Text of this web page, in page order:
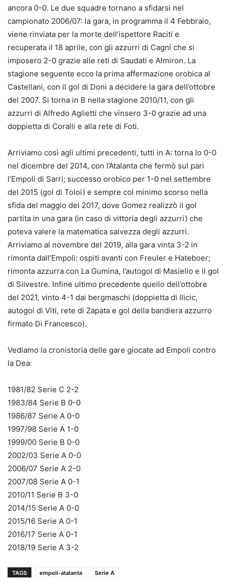
ancora 0-0. Le due squadre tornano a sfidarsi nel
campionato 2006/07: la gara, in programma il 4 Febbraio,
viene rinviata per la morte dell’ispettore Raciti e
recuperata il 18 aprile, con gli azzurri di Cagni che si
imposero 2-0 grazie alle reti di Saudati e Almiron. La
stagione seguente ecco la prima affermazione orobica al
Castellani, con il gol di Doni a decidere la gara dell’ottobre
del 2007. Si torna in B nella stagione 2010/11, con gli
azzurri di Alfredo Aglietti che vinsero 3-0 grazie ad una
doppietta di Coralli e alla rete di Foti.
Arriviamo così agli ultimi precedenti, tutti in A: torna lo 0-0
nel dicembre del 2014, con l’Atalanta che fermò sul pari
l’Empoli di Sarri; successo orobico per 1-0 nel settembre
del 2015 (gol di Toloi) e sempre col minimo scorso nella
sfida del maggio del 2017, dove Gomez realizzò il gol
partita in una gara (in caso di vittoria degli azzurri) che
poteva valere la matematica salvezza degli azzurri.
Arriviamo al novembre del 2019, alla gara vinta 3-2 in
rimonta dall’Empoli: ospiti avanti con Freuler e Hateboer;
rimonta azzurra con La Gumina, l’autogol di Masiello e il gol
di Silvestre. Infine ultimo precedente quello dell’ottobre
del 2021, vinto 4-1 dai bergmaschi (doppietta di Ilicic,
autogol di Viti, rete di Zapata e gol della bandiera azzurro
firmato Di Francesco).
Vediamo la cronistoria delle gare giocate ad Empoli contro
la Dea:
1981/82 Serie C 2-2
1983/84 Serie B 0-0
1986/87 Serie A 0-0
1997/98 Serie A 1-0
1999/00 Serie B 0-0
2002/03 Serie A 0-0
2006/07 Serie A 2-0
2007/08 Serie A 0-1
2010/11 Serie B 3-0
2014/15 Serie A 0-0
2015/16 Serie A 0-1
2016/17 Serie A 0-1
2018/19 Serie A 3-2
TAGS empoli-atalanta Serie A